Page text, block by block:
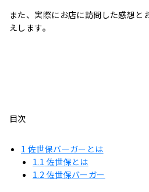
また、実際にお店に訪問した感想と
えします。
目次
1 佐世保バーガーとは
1.1 佐世保とは
1.2 佐世保バーガー